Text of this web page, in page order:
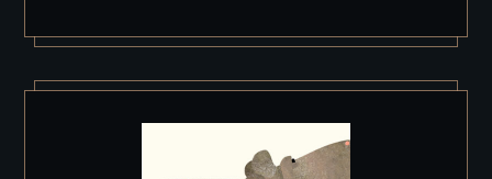
auf
der
Produktseite
gewählt